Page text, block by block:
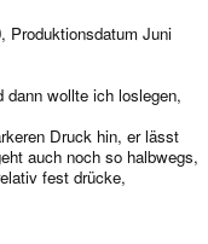
Produktionsdatum Juni
wollte ich loslegen,
Druck hin, er lässt
auch noch so halbwegs,
fest drücke,